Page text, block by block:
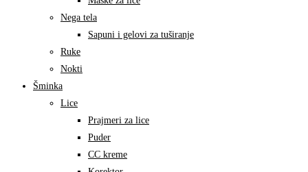
Nega tela
Sapuni i gelovi za tuširanje
Ruke
Nokti
Šminka
Lice
Prajmeri za lice
Puder
CC kreme